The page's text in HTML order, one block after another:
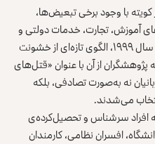
هزاره در کویته با وجود برخی تبعیض‌ها،
آموزش، تجارت، خدمات دولتی و
نیروهای مسلح شناخته می‌شد. اما از سال ۱۹۹۹، الگوی تازه‌ای از خشونت
از آن با عنوان «قتل‌های
نه به‌صورت تصادفی، بلکه
می‌شدند.
افراد سرشناس و تحصیل‌کرده‌ی
افسران نظامی، کارمندان